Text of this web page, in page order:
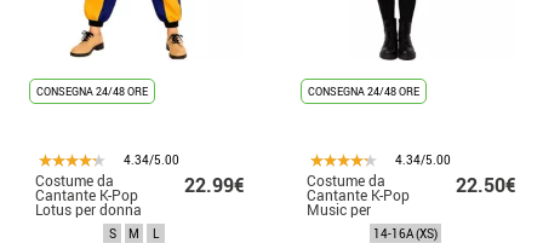
CONSEGNA 24/48 ORE
4.34/5.00
Costume da
Cantante K-Pop
Lotus per donna
22.99€
S M L
CONSEGNA 24/48 ORE
4.34/5.00
Costume da
Cantante K-Pop
Music per
adolescente
22.50€
14-16A (XS)